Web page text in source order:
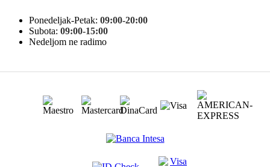
Ponedeljak-Petak: 09:00-20:00
Subota: 09:00-15:00
Nedeljom ne radimo